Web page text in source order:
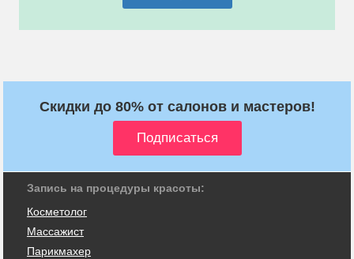
Скидки до 80% от салонов и мастеров!
Запись на процедуры красоты:
Косметолог
Массажист
Парикмахер